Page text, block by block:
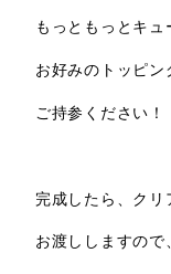
もっともっとキ
お好みのトッピン
ご持参ください！
完成したら、クリ
お渡ししますので